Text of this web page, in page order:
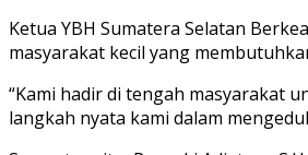
Ketua YBH Sumatera Selatan
masyarakat kecil yang
“Kami hadir di tengah masyarakat
langkah nyata kami dalam